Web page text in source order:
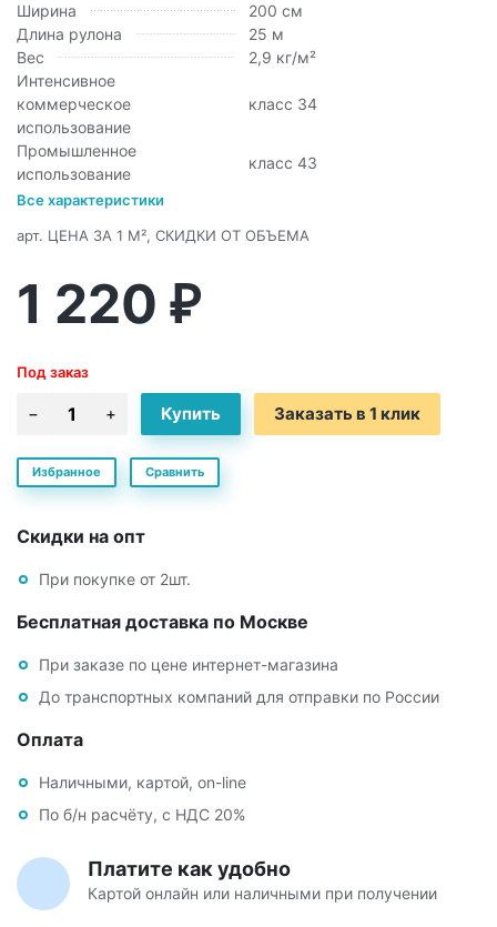
Ширина
200 см
Длина рулона
25 м
Вес
2,9 кг/м²
Интенсивное
коммерческое
использование
класс 34
Промышленное
использование
класс 43
Все характеристики
арт. ЦЕНА ЗА 1 М², СКИДКИ ОТ ОБЪЕМА
1 220 ₽
Под заказ
Заказать в 1 клик
Избранное Сравнить
Скидки на опт
При покупке от 2шт.
Бесплатная доставка по Москве
При заказе по цене интернет-магазина
До транспортных компаний для отправки по России
Оплата
Наличными, картой, on-line
По б/н расчёту, с НДС 20%
Платите как удобно
Картой онлайн или наличными при получении